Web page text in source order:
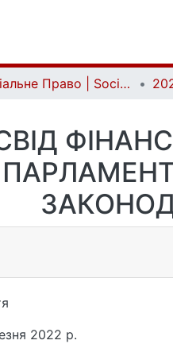
Соціальне Право | Social Law
2022 р.